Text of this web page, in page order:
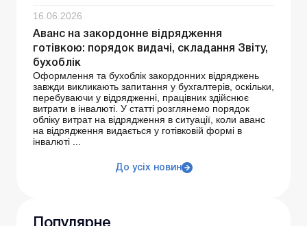
16.06.2026
Аванс на закордонне відрядження
готівкою: порядок видачі, складання Звіту,
бухоблік
Оформлення та бухоблік закордонних відряджень
завжди викликають запитання у бухгалтерів, оскільки,
перебуваючи у відрядженні, працівник здійснює
витрати в інвалюті. У статті розглянемо порядок
обліку витрат на відрядження в ситуації, коли аванс
на відрядження видається у готівковій формі в
інвалюті ...
До усіх новин